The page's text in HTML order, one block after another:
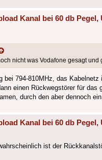
Kanal bei 60 db
nicht was Vodafone gesagt
bei 794-810MHz, das
einen Rückwegstörer für
durch den aber dennoch
Kanal bei 60 db
ist der